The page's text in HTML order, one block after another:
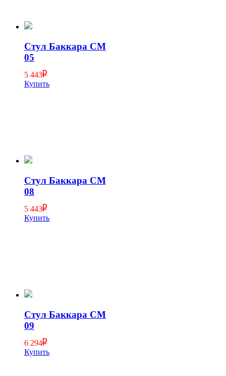
Стул Баккара СМ
05
5 443
Купить
Стул Баккара СМ
08
5 443
Купить
Стул Баккара СМ
09
6 294
Купить